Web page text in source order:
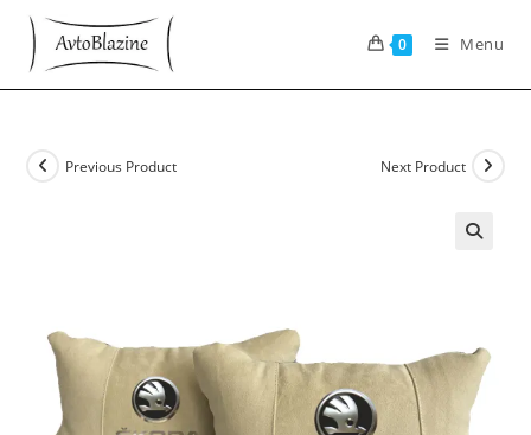
Skip
content
0 Menu
Previous Product Next Product